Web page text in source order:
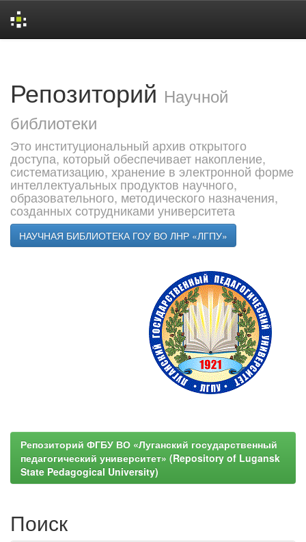
Репозиторий Научной
библиотеки
Это институциональный архив открытого
доступа, который обеспечивает накопление,
систематизацию, хранение в электронной форме
интеллектуальных продуктов научного,
образовательного, методического назначения,
созданных сотрудниками университета
НАУЧНАЯ БИБЛИОТЕКА ГОУ ВО ЛНР «ЛГПУ»
Репозиторий ФГБУ ВО «Луганский государственный
педагогический университет» (Repository of Lugansk
State Pedagogical University)
Поиск